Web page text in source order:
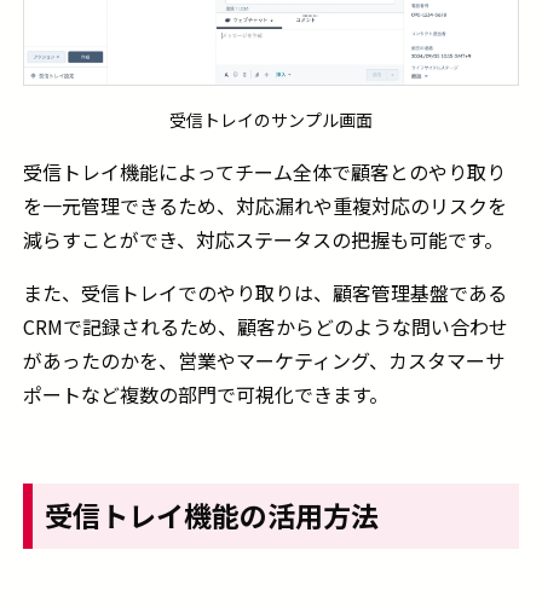
受信トレイのサンプル画面
受信トレイ機能によってチーム全体で顧客とのやり取り
を一元管理できるため、対応漏れや重複対応のリスクを
減らすことができ、対応ステータスの把握も可能です。
また、受信トレイでのやり取りは、顧客管理基盤である
CRMで記録されるため、顧客からどのような問い合わせ
があったのかを、営業やマーケティング、カスタマーサ
ポートなど複数の部門で可視化できます。
受信トレイ機能の活用方法